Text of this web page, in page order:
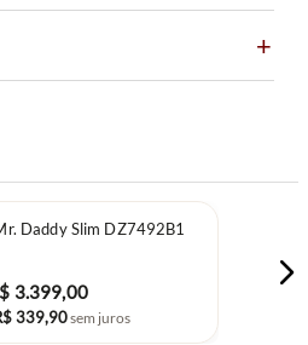
+
Daddy Slim DZ7492B1
3.399,00
339,90sem juros